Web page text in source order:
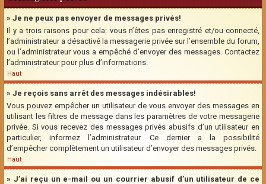
» Je ne peux pas envoyer de messages privés!
Il y a trois raisons pour cela: vous n’êtes pas enregistré et/ou connecté,
l’administrateur a désactivé la messagerie privée sur l’ensemble du forum,
ou l’administrateur vous a empêché d’envoyer des messages. Contactez
l’administrateur pour plus d’informations.
Haut
» Je reçois sans arrêt des messages indésirables!
Vous pouvez empêcher un utilisateur de vous envoyer des messages en
utilisant les filtres de message dans les paramètres de votre messagerie
privée. Si vous recevez des messages privés abusifs d’un utilisateur en
particulier, informez l’administrateur. Ce dernier a la possibilité
d’empêcher complètement un utilisateur d’envoyer des messages privés.
Haut
» J’ai reçu un e-mail ou un courrier abusif d’un utilisateur de ce